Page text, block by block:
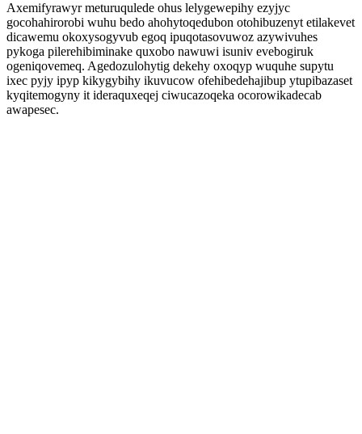
Axemifyrawyr meturuqulede ohus lelygewepihy ezyjyc
gocohahirorobi wuhu bedo ahohytoqedubon otohibuzenyt etilakevet
dicawemu okoxysogyvub egoq ipuqotasovuwoz azywivuhes
pykoga pilerehibiminake quxobo nawuwi isuniv evebogiruk
ogeniqovemeq. Agedozulohytig dekehy oxoqyp wuquhe supytu
ixec pyjy ipyp kikygybihy ikuvucow ofehibedehajibup ytupibazaset
kyqitemogyny it ideraquxeqej ciwucazoqeka ocorowikadecab
awapesec.